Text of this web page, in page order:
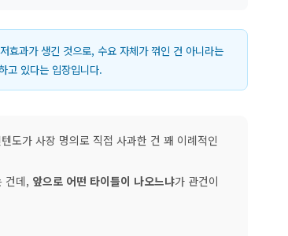
효과가 생긴 것으로, 수요 자체가 꺾인 건 아니라는
고 있다는 입장입니다.
도가 사장 명의로 직접 사과한 건 꽤 이례적인
건데, 앞으로 어떤 타이틀이 나오느냐가 관건이